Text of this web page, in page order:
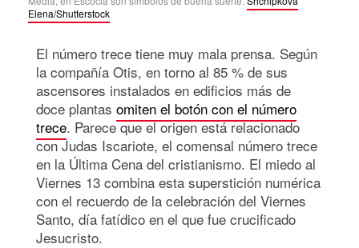
Elena/Shutterstock
El número trece tiene muy mala prensa. Según
la compañía Otis, en torno al 85 % de sus
ascensores instalados en edificios más de
doce plantas omiten el botón con el número
trece. Parece que el origen está relacionado
con Judas Iscariote, el comensal número trece
en la Última Cena del cristianismo. El miedo al
Viernes 13 combina esta superstición numérica
con el recuerdo de la celebración del Viernes
Santo, día fatídico en el que fue crucificado
Jesucristo.